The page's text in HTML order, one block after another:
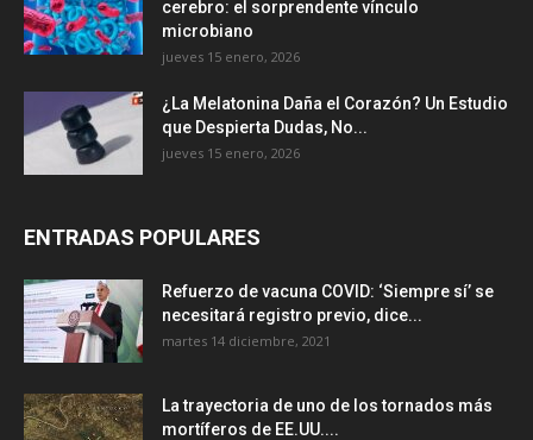
cerebro: el sorprendente vínculo
microbiano
jueves 15 enero, 2026
¿La Melatonina Daña el Corazón? Un Estudio
que Despierta Dudas, No...
jueves 15 enero, 2026
ENTRADAS POPULARES
Refuerzo de vacuna COVID: ‘Siempre sí’ se
necesitará registro previo, dice...
martes 14 diciembre, 2021
La trayectoria de uno de los tornados más
mortíferos de EE.UU....